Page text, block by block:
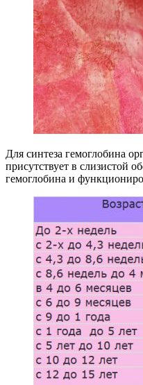
Для синтеза гемоглобина
присутствует в слизистой
гемоглобина и